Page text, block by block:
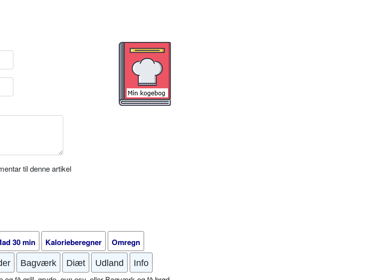
til denne artikel
30 min Kalorieberegner Omregn
Bagværk Diæt Udland Info